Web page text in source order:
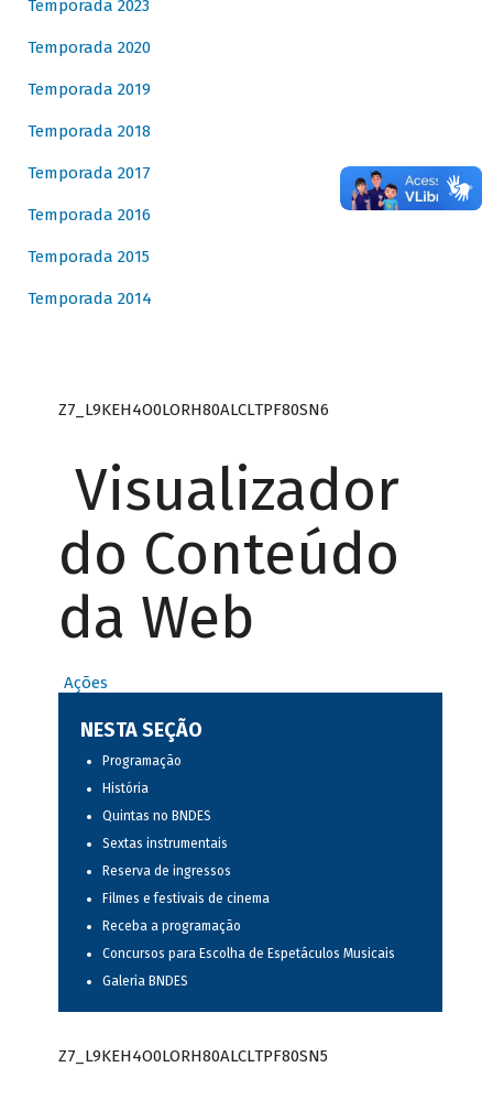
Temporada 2023
Temporada 2020
Temporada 2019
Temporada 2018
Temporada 2017
Temporada 2016
Temporada 2015
Temporada 2014
Z7_L9KEH4O0LORH80ALCLTPF80SN6
Visualizador
do Conteúdo
da Web
Ações
NESTA SEÇÃO
Programação
História
Quintas no BNDES
Sextas instrumentais
Reserva de ingressos
Filmes e festivais de cinema
Receba a programação
Concursos para Escolha de Espetáculos Musicais
Galeria BNDES
Z7_L9KEH4O0LORH80ALCLTPF80SN5